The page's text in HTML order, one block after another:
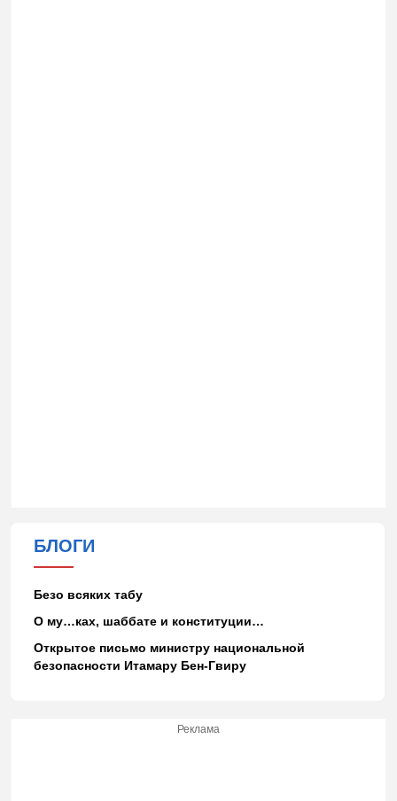
БЛОГИ
Безо всяких табу
О му…ках, шаббате и конституции…
Открытое письмо министру национальной
безопасности Итамару Бен-Гвиру
Реклама